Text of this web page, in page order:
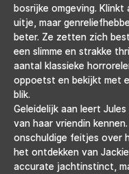
bosrijke omgeving. Klinkt
uitje, maar
beter. Ze zetten zich
een slimme en strakke
aantal klassieke
oppoetst en bekijkt met
blik.
Geleidelijk aan leert
van haar vriendin
onschuldige feitjes over
het ontdekken van
accurate jachtinstinct,